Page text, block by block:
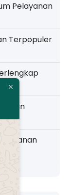
Pelayanan
Terpopuler
layanan